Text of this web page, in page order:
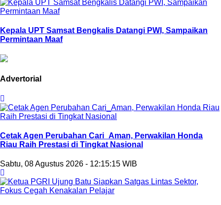
Kepala UPT Samsat Bengkalis Datangi PWI, Sampaikan
Permintaan Maaf
Advertorial
Cetak Agen Perubahan Cari_Aman, Perwakilan Honda
Riau Raih Prestasi di Tingkat Nasional
Sabtu, 08 Agustus 2026 - 12:15:15 WIB